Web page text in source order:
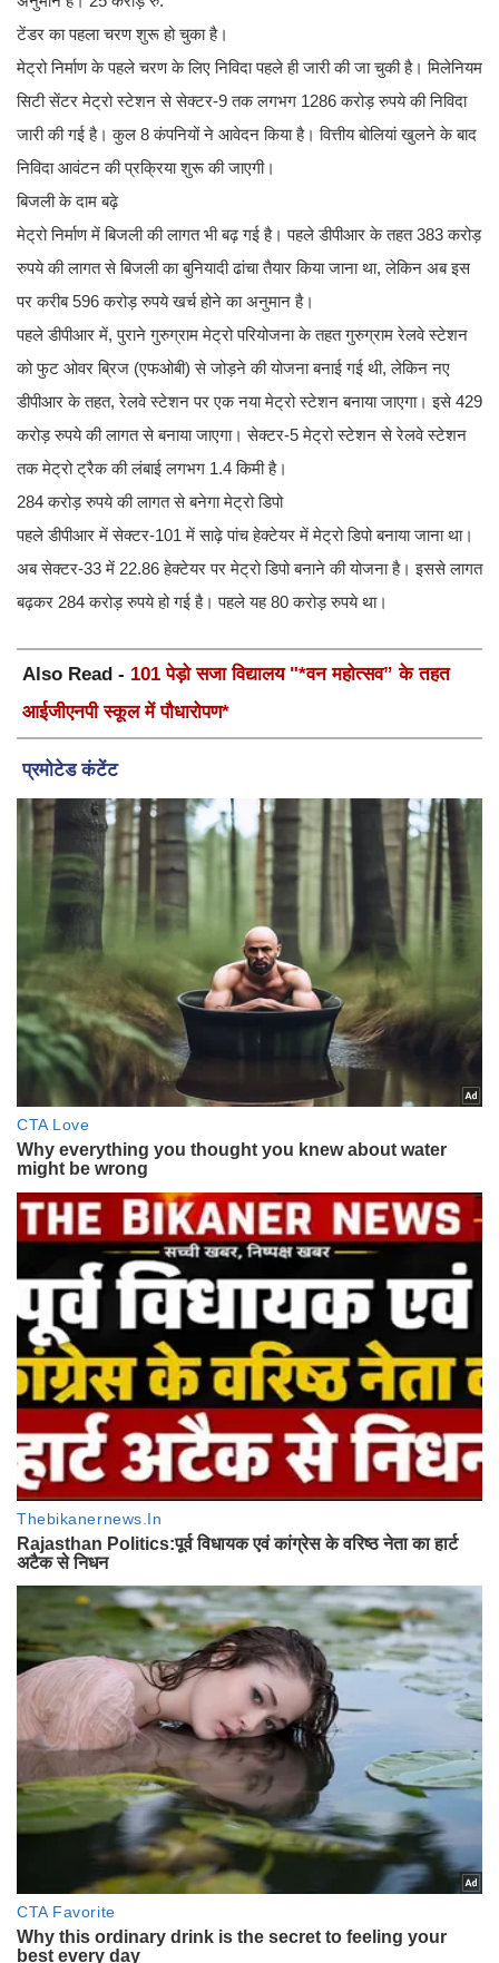
टेंडर का पहला चरण शुरू हो चुका है।
मेट्रो निर्माण के पहले चरण के लिए निविदा पहले ही जारी की जा चुकी है। मिलेनियम
सिटी सेंटर मेट्रो स्टेशन से सेक्टर-9 तक लगभग 1286 करोड़ रुपये की निविदा
जारी की गई है। कुल 8 कंपनियों ने आवेदन किया है। वित्तीय बोलियां खुलने के बाद
निविदा आवंटन की प्रक्रिया शुरू की जाएगी।
बिजली के दाम बढ़े
मेट्रो निर्माण में बिजली की लागत भी बढ़ गई है। पहले डीपीआर के तहत 383 करोड़
रुपये की लागत से बिजली का बुनियादी ढांचा तैयार किया जाना था, लेकिन अब इस
पर करीब 596 करोड़ रुपये खर्च होने का अनुमान है।
पहले डीपीआर में, पुराने गुरुग्राम मेट्रो परियोजना के तहत गुरुग्राम रेलवे स्टेशन
को फुट ओवर ब्रिज (एफओबी) से जोड़ने की योजना बनाई गई थी, लेकिन नए
डीपीआर के तहत, रेलवे स्टेशन पर एक नया मेट्रो स्टेशन बनाया जाएगा। इसे 429
करोड़ रुपये की लागत से बनाया जाएगा। सेक्टर-5 मेट्रो स्टेशन से रेलवे स्टेशन
तक मेट्रो ट्रैक की लंबाई लगभग 1.4 किमी है।
284 करोड़ रुपये की लागत से बनेगा मेट्रो डिपो
पहले डीपीआर में सेक्टर-101 में साढ़े पांच हेक्टेयर में मेट्रो डिपो बनाया जाना था।
अब सेक्टर-33 में 22.86 हेक्टेयर पर मेट्रो डिपो बनाने की योजना है। इससे लागत
बढ़कर 284 करोड़ रुपये हो गई है। पहले यह 80 करोड़ रुपये था।
Also Read - 101 पेड़ो सजा विद्यालय "*वन महोत्सव” के तहत
आईजीएनपी स्कूल में पौधारोपण*